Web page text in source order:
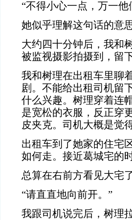
“不得小心一点，万一
她似乎理解这句话的意
大约四十分钟后，我和
被监视摄影拍摄到，留
我和树理在出租车里聊
剧。不能给出租司机留
什么兴趣。树理穿着连
是宽松的衣服，反正穿
皮夹克。司机大概是觉
出租车到了她家的住宅
如何走。接近葛城宅的
总算在右前方看见大宅
“请直直地向前开。”
我跟司机说完后，树理